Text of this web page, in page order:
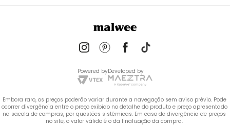
Powered byDeveloped by
Embora raro, os preços poderão variar durante a navegação sem aviso prévio. Pode
ocorrer divergência entre o preço exibido no detalhe do produto e preço apresentado
na sacola de compras, por questões sistêmicas. Em caso de divergência de preços
no site, o valor válido é o da finalização da compra.